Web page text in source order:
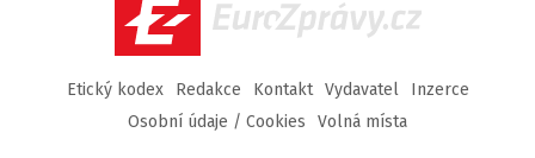
EuroZprávy.cz
Etický kodex Redakce Kontakt Vydavatel
Inzerce
Osobní údaje / Cookies
Volná místa